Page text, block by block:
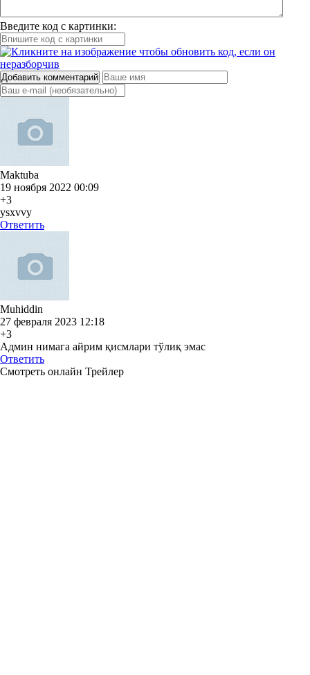
Введите код с картинки:
Добавить комментарий
Maktuba
19 ноября 2022 00:09
+3
ysxvvy
Ответить
Muhiddin
27 февраля 2023 12:18
+3
Админ нимага айрим қисмлари тўлиқ эмас
Ответить
Смотреть онлайн Трейлер